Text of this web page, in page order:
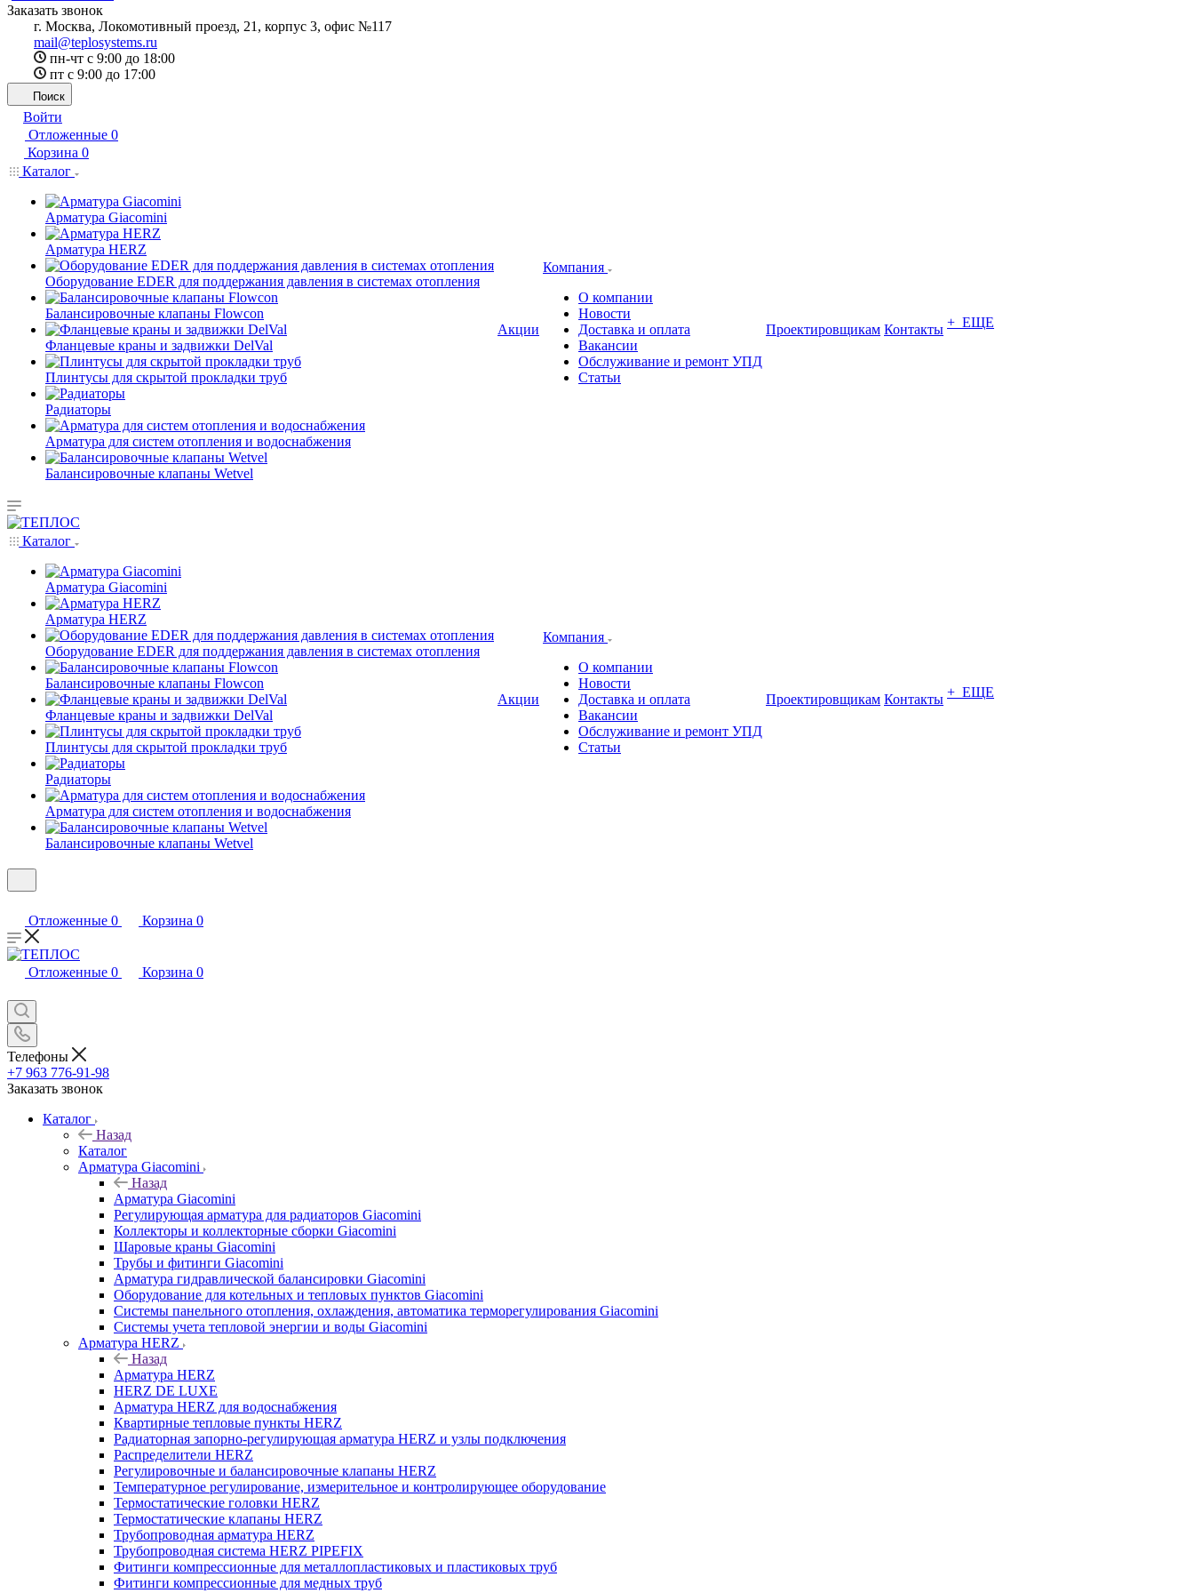
Заказать звонок
г. Москва, Локомотивный проезд, 21, корпус 3, офис №117
mail@teplosystems.ru
пн-чт с 9:00 до 18:00
пт с 9:00 до 17:00
Поиск
Войти
Отложенные 0
Корзина 0
Каталог
Арматура Giacomini
Арматура HERZ
Оборудование EDER для поддержания давления в системах отопления
Балансировочные клапаны Flowcon
Фланцевые краны и задвижки DelVal
Плинтусы для скрытой прокладки труб
Радиаторы
Арматура для систем отопления и водоснабжения
Балансировочные клапаны Wetvel
Акции
Компания
О компании
Новости
Доставка и оплата
Вакансии
Обслуживание и ремонт УПД
Статьи
Проектировщикам Контакты + ЕЩЕ
Каталог
Арматура Giacomini
Арматура HERZ
Оборудование EDER для поддержания давления в системах отопления
Балансировочные клапаны Flowcon
Фланцевые краны и задвижки DelVal
Плинтусы для скрытой прокладки труб
Радиаторы
Арматура для систем отопления и водоснабжения
Балансировочные клапаны Wetvel
Акции
Компания
О компании
Новости
Доставка и оплата
Вакансии
Обслуживание и ремонт УПД
Статьи
Проектировщикам Контакты + ЕЩЕ
Отложенные 0 Корзина 0
Отложенные 0 Корзина 0
Телефоны
+7 963 776-91-98
Заказать звонок
Каталог
Назад
Каталог
Арматура Giacomini
Назад
Арматура Giacomini
Регулирующая арматура для радиаторов Giacomini
Коллекторы и коллекторные сборки Giacomini
Шаровые краны Giacomini
Трубы и фитинги Giacomini
Арматура гидравлической балансировки Giacomini
Оборудование для котельных и тепловых пунктов Giacomini
Системы панельного отопления, охлаждения, автоматика терморегулирования Giacomini
Системы учета тепловой энергии и воды Giacomini
Арматура HERZ
Назад
Арматура HERZ
HERZ DE LUXE
Арматура HERZ для водоснабжения
Квартирные тепловые пункты HERZ
Радиаторная запорно-регулирующая арматура HERZ и узлы подключения
Распределители HERZ
Регулировочные и балансировочные клапаны HERZ
Температурное регулирование, измерительное и контролирующее оборудование
Термостатические головки HERZ
Термостатические клапаны HERZ
Трубопроводная арматура HERZ
Трубопроводная система HERZ PIPEFIX
Фитинги компрессионные для металлопластиковых и пластиковых труб
Фитинги компрессионные для медных труб